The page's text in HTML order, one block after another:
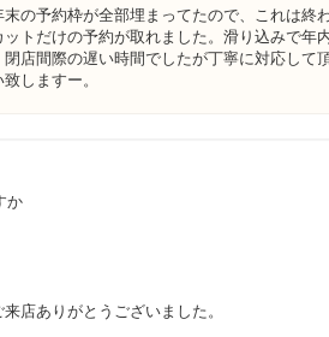
の予約枠が全部埋まってたので、これは終
ットだけの予約が取れました。滑り込みで年
店間際の遅い時間でしたが丁寧に対応して
しますー。
か
店ありがとうございました。